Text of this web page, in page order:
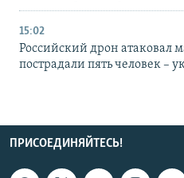
15:02
Российский дрон атаковал
пострадали пять человек –
ПРИСОЕДИНЯЙТЕСЬ!